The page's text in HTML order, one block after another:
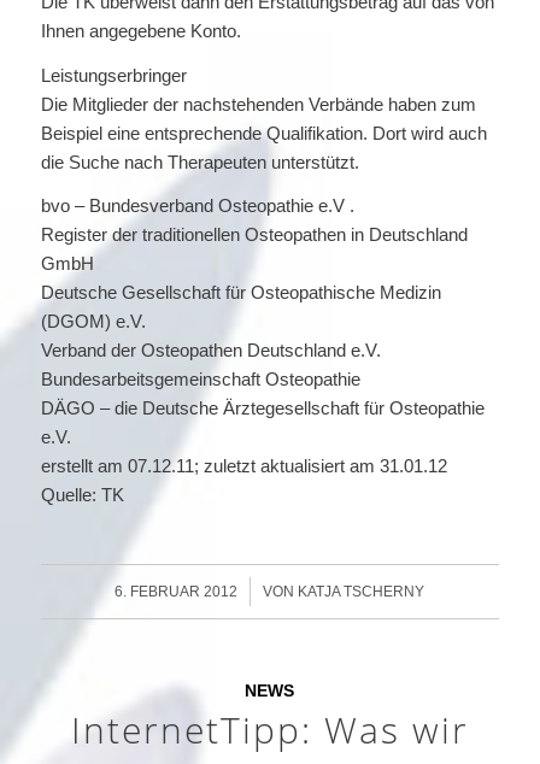
Ihnen angegebene Konto.
Leistungserbringer
Die Mitglieder der nachstehenden Verbände haben zum
Beispiel eine entsprechende Qualifikation. Dort wird auch
die Suche nach Therapeuten unterstützt.
bvo – Bundesverband Osteopathie e.V .
Register der traditionellen Osteopathen in Deutschland
GmbH
Deutsche Gesellschaft für Osteopathische Medizin
(DGOM) e.V.
Verband der Osteopathen Deutschland e.V.
Bundesarbeitsgemeinschaft Osteopathie
DÄGO – die Deutsche Ärztegesellschaft für Osteopathie
e.V.
erstellt am 07.12.11; zuletzt aktualisiert am 31.01.12
Quelle: TK
6. FEBRUAR 2012
/ VON KATJA TSCHERNY
NEWS
InternetTipp: Was wir